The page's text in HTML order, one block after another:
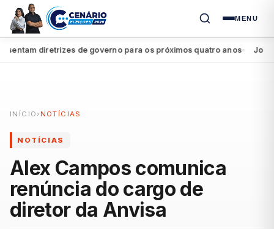
MENU
diretrizes de governo para os próximos quatro anos● João
INÍCIO › NOTÍCIAS
NOTÍCIAS
Alex Campos comunica
renúncia do cargo de
diretor da Anvisa